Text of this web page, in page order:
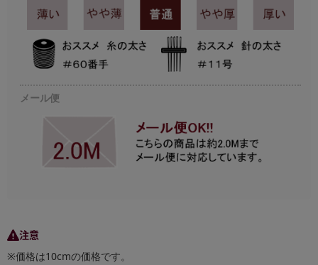
メール便
注意
※価格は10cmの価格です。